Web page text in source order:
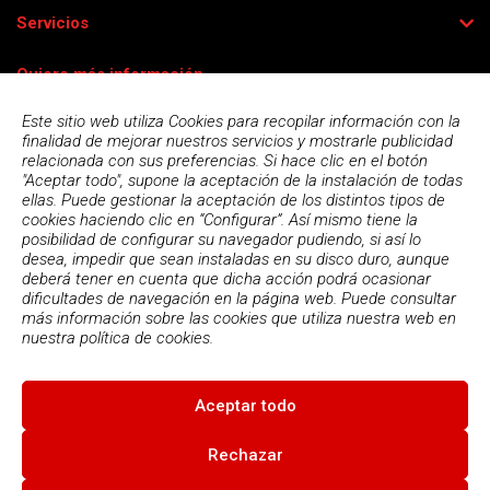
Este sitio web utiliza Cookies para recopilar información con la
finalidad de mejorar nuestros servicios y mostrarle publicidad
relacionada con sus preferencias. Si hace clic en el botón
"Aceptar todo", supone la aceptación de la instalación de todas
ellas. Puede gestionar la aceptación de los distintos tipos de
cookies haciendo clic en “Configurar”. Así mismo tiene la
posibilidad de configurar su navegador pudiendo, si así lo
desea, impedir que sean instaladas en su disco duro, aunque
deberá tener en cuenta que dicha acción podrá ocasionar
dificultades de navegación en la página web. Puede consultar
más información sobre las cookies que utiliza nuestra web en
nuestra política de cookies.
Aceptar todo
Rechazar
Servicios
Quiero más información
Acepto lapolítica de privacidad
© 2026
Condiciones de uso